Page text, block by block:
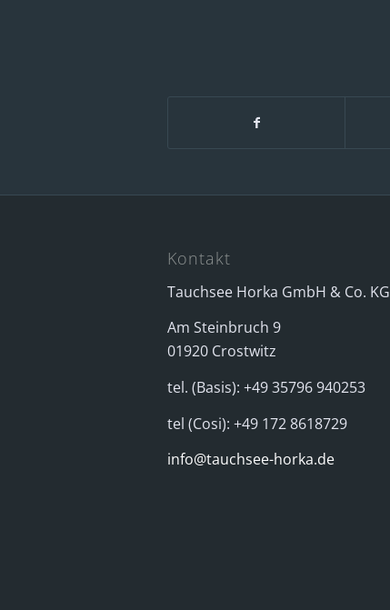
Kontakt
Tauchsee Horka GmbH & Co. KG
Am Steinbruch 9
01920 Crostwitz
tel. (Basis): +49 35796 940253
tel (Cosi): +49 172 8618729
info@tauchsee-horka.de